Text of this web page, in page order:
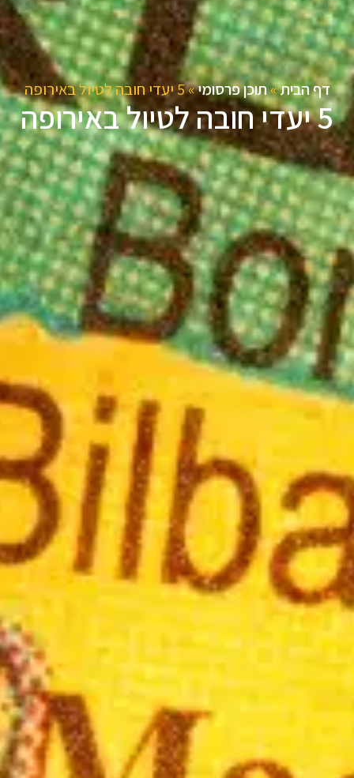
דף הבית»תוכן פרסומי»5 יעדי חובה לטיול באירופה
5 יעדי חובה לטיול באירופה